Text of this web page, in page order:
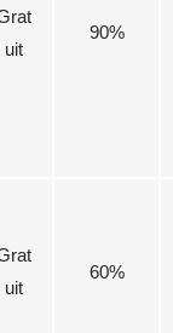
uit
90%
uit
60%